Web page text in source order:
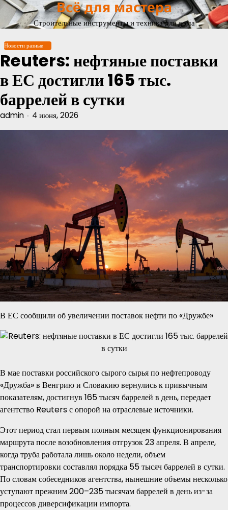
Перейти
содержимому
Всё для мастера
Строительные инструменты и техника для дома
Новости разные
Reuters: нефтяные поставки
в ЕС достигли 165 тыс.
баррелей в сутки
admin 4 июня, 2026
В ЕС сообщили об увеличении поставок нефти по «Дружбе»
В мае поставки российского сырого сырья по нефтепроводу
«Дружба» в Венгрию и Словакию вернулись к привычным
показателям, достигнув 165 тысяч баррелей в день, передает
агентство Reuters с опорой на отраслевые источники.
Этот период стал первым полным месяцем функционирования
маршрута после возобновления отгрузок 23 апреля. В апреле,
когда труба работала лишь около недели, объем
транспортировки составлял порядка 55 тысяч баррелей в сутки.
По словам собеседников агентства, нынешние объемы несколько
уступают прежним 200–235 тысячам баррелей в день из-за
процессов диверсификации импорта.